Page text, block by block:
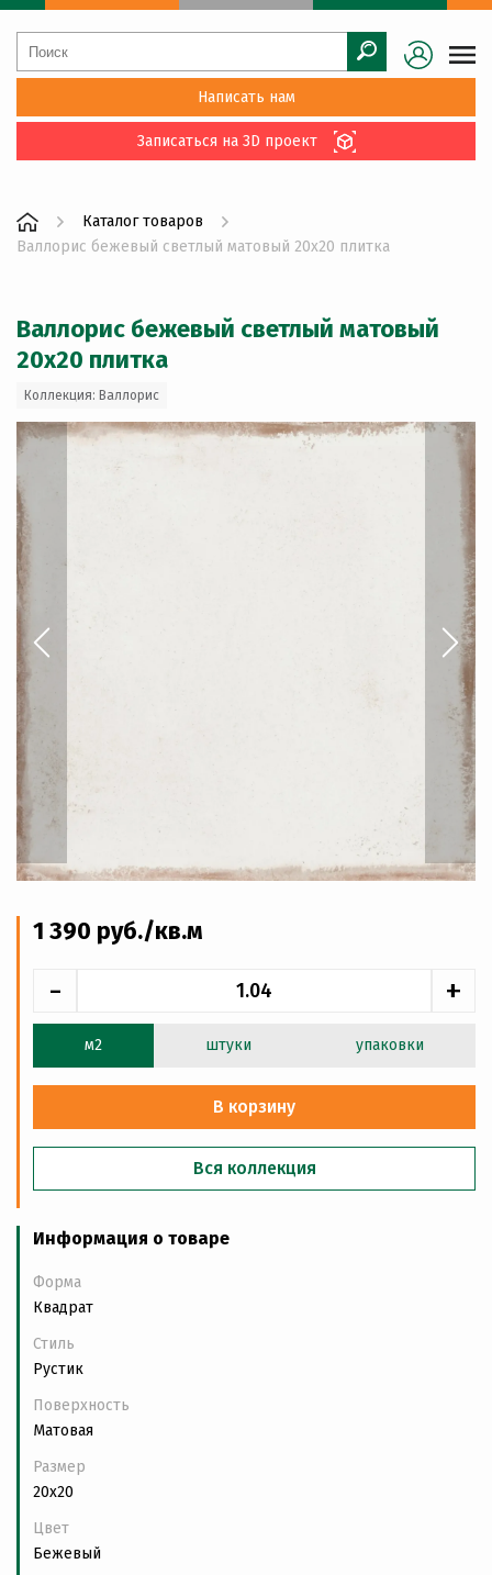
Написать нам
Записаться на 3D проект
Каталог товаров
Валлорис бежевый светлый матовый 20x20 плитка
Валлорис бежевый светлый матовый
20x20 плитка
Коллекция: Валлорис
1 390 руб./кв.м
- +
м2 штуки упаковки
В корзину
Вся коллекция
Информация о товаре
Форма
Квадрат
Стиль
Рустик
Поверхность
Матовая
Размер
20x20
Цвет
Бежевый